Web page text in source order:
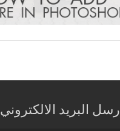
ارسل البريد الالكتروني